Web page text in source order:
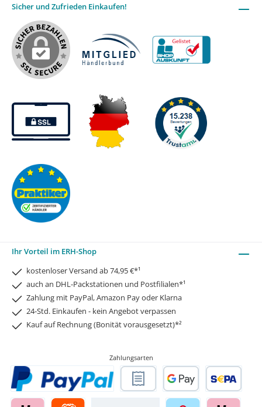
Sicher und Zufrieden Einkaufen!
Ihr Vorteil im ERH-Shop
kostenloser Versand ab 74,95 €*¹
auch an DHL-Packstationen und Postfilialen*¹
Zahlung mit PayPal, Amazon Pay oder Klarna
24-Std. Einkaufen - kein Angebot verpassen
Kauf auf Rechnung (Bonität vorausgesetzt)*²
Zahlungsarten